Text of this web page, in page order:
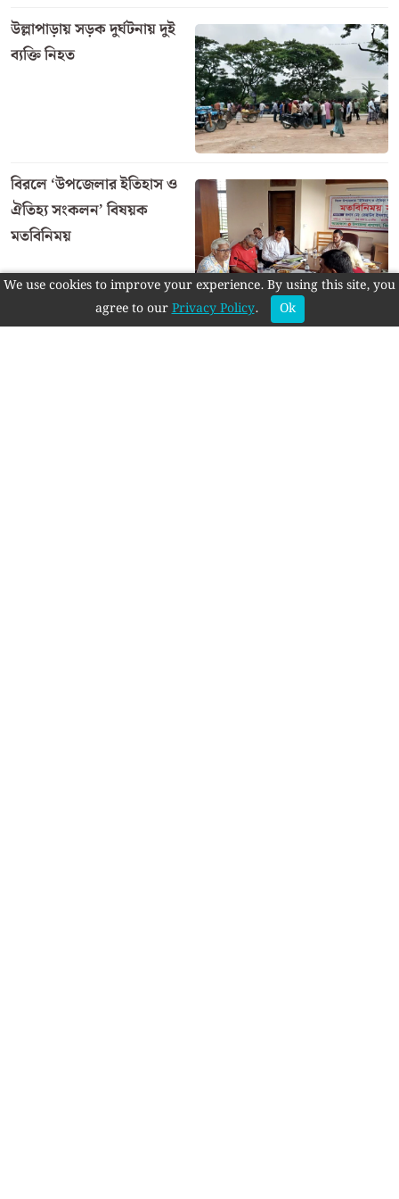
উল্লাপাড়ায় সড়ক দুর্ঘটনায় দুই
ব্যক্তি নিহত
বিরলে ‘উপজেলার ইতিহাস ও
ঐতিহ্য সংকলন’ বিষয়ক
মতবিনিময়
We use cookies to improve your experience. By using this site, you
agree to ourPrivacy Policy. Ok